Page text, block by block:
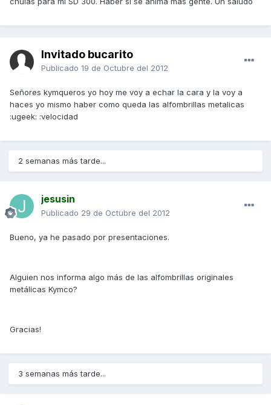
Invitado bucarito
Publicado 19 de Octubre del 2012
Señores kymqueros yo hoy me voy a echar la cara y la voy a
haces yo mismo haber como queda las alfombrillas metalicas
:ugeek: :velocidad
2 semanas más tarde...
jesusin
Publicado 29 de Octubre del 2012
Bueno, ya he pasado por presentaciones.
Alguien nos informa algo más de las alfombrillas originales
metálicas Kymco?
Gracias!
3 semanas más tarde...